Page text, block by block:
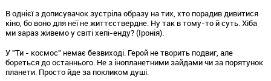
В однієї з дописувачок зустріла образу на тих, хто порадив дивитися
кіно, бо воно для неї не життєствердне. Ну так в тому-то й суть. Хіба
ми зараз живемо у світі хепі-енду? (Іронія).
У "Ти - космос" немає безвиході. Герой не творить подвиг, але
бореться до останнього. Не з інопланетними зайдами чи за порятунок
планети. Просто йде за покликом душі.